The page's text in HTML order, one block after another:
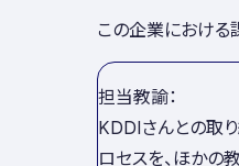
この企業における
担当教諭：
KDDIさんとの取
ロセスを、ほかの